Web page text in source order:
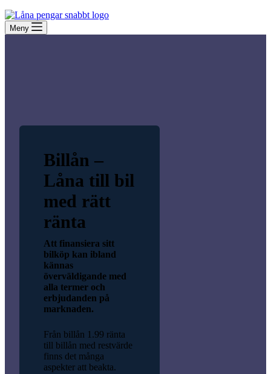
Meny
Billån –
Låna till bil
med rätt
ränta
Att finansiera sitt
bilköp kan ibland
kännas
överväldigande med
alla termer och
erbjudanden på
marknaden.
Från billån 1.99 ränta
till billån med restvärde
finns det många
aspekter att beakta.